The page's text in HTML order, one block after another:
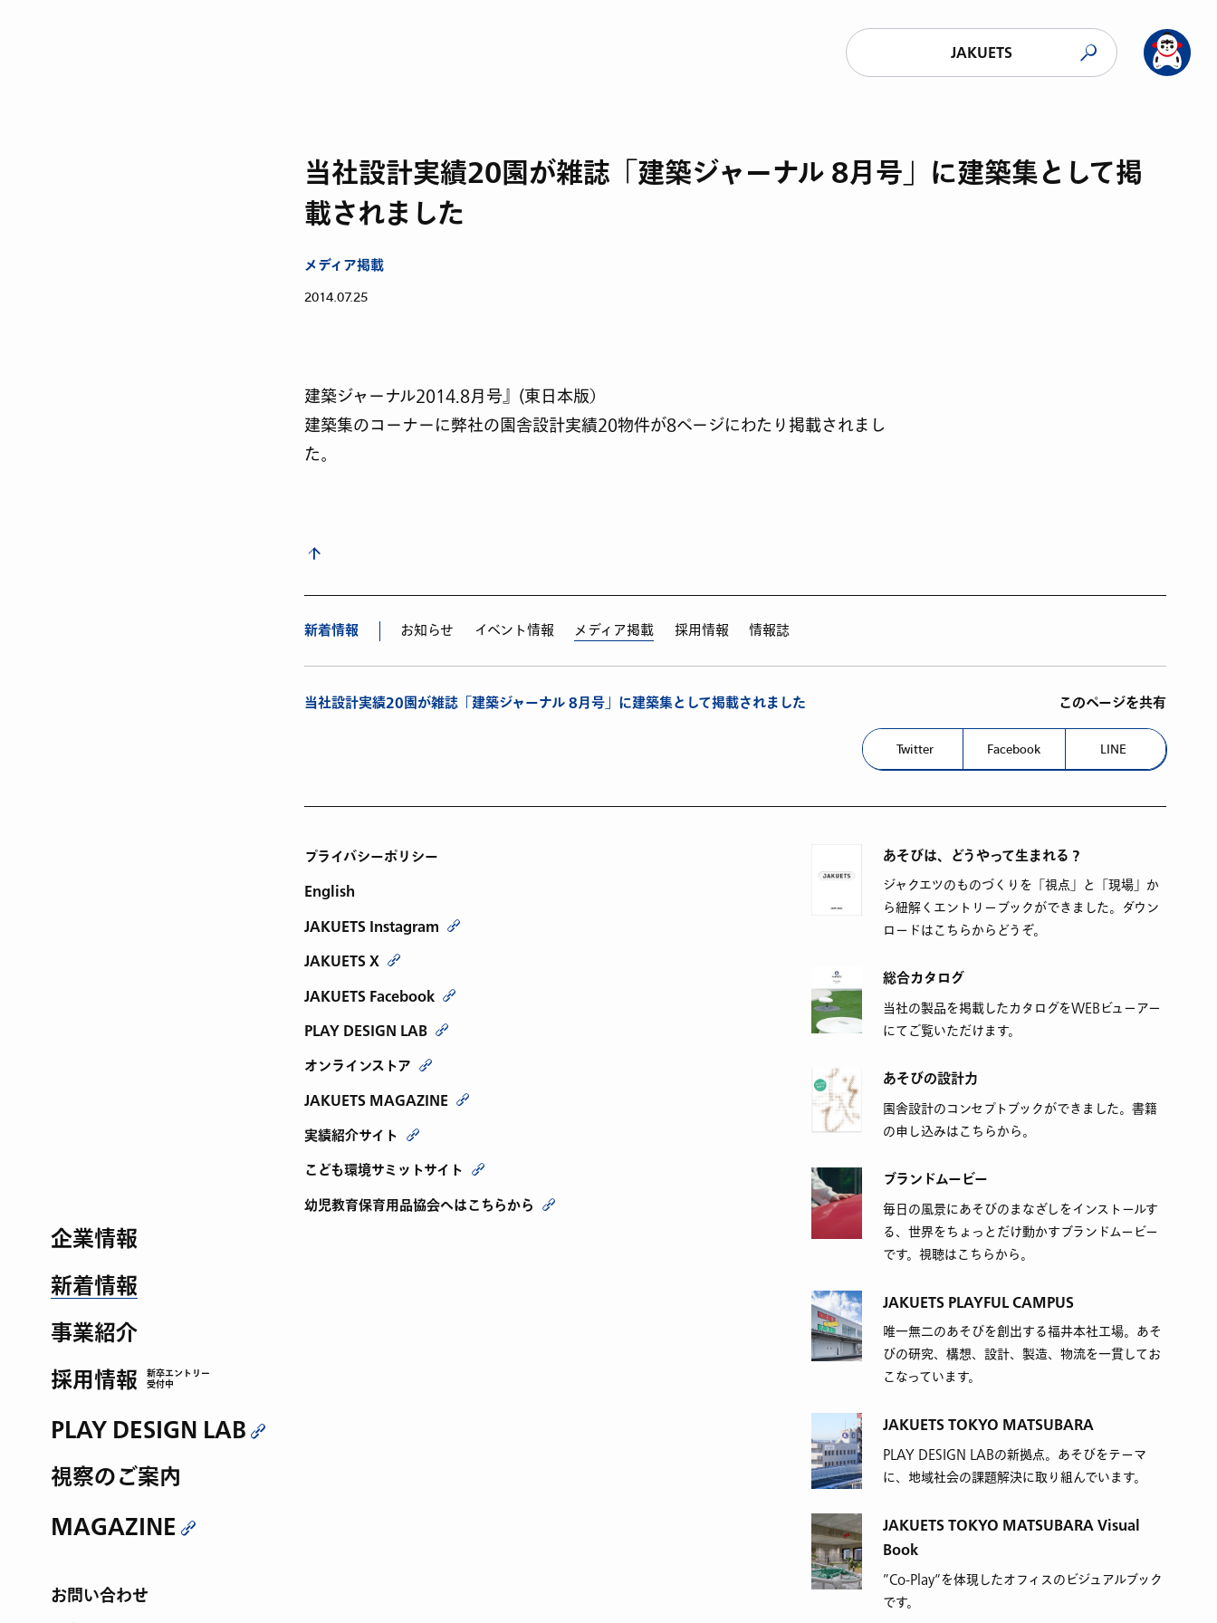
JAKUETS
企業情報
新着情報
事業紹介
採用情報
新卒エントリー
受付中
PLAY DESIGN LAB
視察のご案内
MAGAZINE
お問い合わせ
当社設計実績20園が雑誌「建築ジャーナル 8月号」に建築集として掲
載されました
メディア掲載
2014.07.25
建築ジャーナル2014.8月号』(東日本版）
建築集のコーナーに弊社の園舎設計実績20物件が8ページにわたり掲載されまし
た。
新着情報 お知らせ イベント情報 メディア掲載 採用情報 情報誌
当社設計実績20園が雑誌「建築ジャーナル 8月号」に建築集として掲載されました このページを共有
Twitter Facebook LINE
プライバシーポリシー
English
JAKUETS Instagram
JAKUETS X
JAKUETS Facebook
PLAY DESIGN LAB
オンラインストア
JAKUETS MAGAZINE
実績紹介サイト
こども環境サミットサイト
幼児教育保育用品協会へはこちらから
あそびは、どうやって生まれる？
ジャクエツのものづくりを「視点」と「現場」か
ら紐解くエントリーブックができました。ダウン
ロードはこちらからどうぞ。
総合カタログ
当社の製品を掲載したカタログをWEBビューアー
にてご覧いただけます。
あそびの設計力
園舎設計のコンセプトブックができました。書籍
の申し込みはこちらから。
ブランドムービー
毎日の風景にあそびのまなざしをインストールす
る、世界をちょっとだけ動かすブランドムービー
です。視聴はこちらから。
JAKUETS PLAYFUL CAMPUS
唯一無二のあそびを創出する福井本社工場。あそ
びの研究、構想、設計、製造、物流を一貫してお
こなっています。
JAKUETS TOKYO MATSUBARA
PLAY DESIGN LABの新拠点。あそびをテーマ
に、地域社会の課題解決に取り組んでいます。
JAKUETS TOKYO MATSUBARA Visual
Book
”Co-Play“を体現したオフィスのビジュアルブック
です。